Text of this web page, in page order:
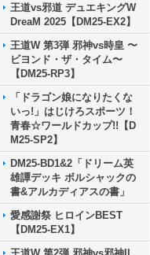
王道vs邪道 デュエキングW
DreaM 2025【DM25-EX2】
王道W 第3弾 邪神vs時皇 〜
ビヨンド・ザ・タイム〜
【DM25-RP3】
「ドラゴン娘になりたくな
いっ!」はじけろスポーツ！
青春☆ワールドカップ!!【D
M25-SP2】
DM25-BD1&2「ドリーム英
雄譚デッキ ボルシャックの
書&アルカディアスの書」
愛感謝祭 ヒロインBEST
【DM25-EX1】